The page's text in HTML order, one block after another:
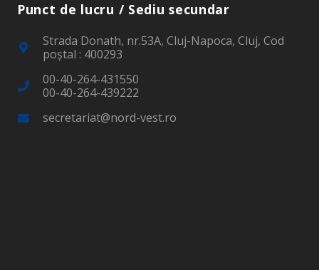
Punct de lucru / Sediu secundar
Strada Donath, nr.53A, Cluj-Napoca, Cluj, Cod
poştal : 400293
00-40-264-431550
00-40-264-439222
secretariat@nord-vest.ro